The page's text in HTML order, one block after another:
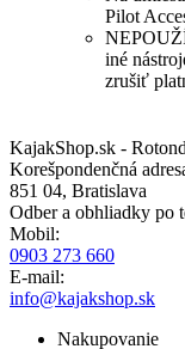
Pilot
iné
zrušiť
KajakShop.sk -
Korešpondenčná
851 04, Bratislava
Odber a obhliadky po
Mobil:
0903 273 660
E-mail:
info@kajakshop.sk
Nakupovanie